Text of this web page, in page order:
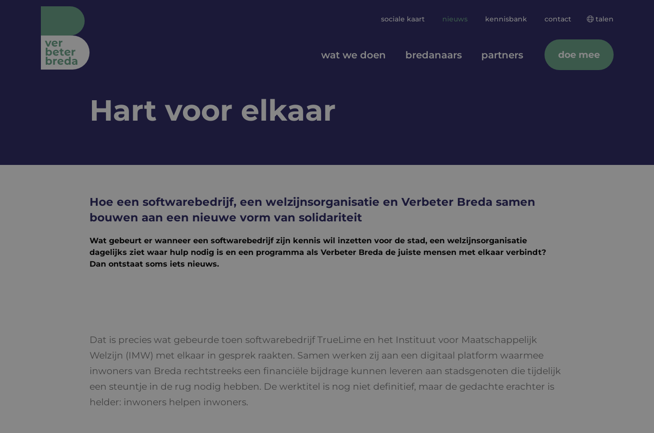
sociale kaart nieuws kennisbank contact talen
wat we doen bredanaars partners doe mee
Hart voor elkaar
Hoe een softwarebedrijf, een welzijnsorganisatie en Verbeter Breda samen
bouwen aan een nieuwe vorm van solidariteit
Wat gebeurt er wanneer een softwarebedrijf zijn kennis wil inzetten voor de stad, een welzijnsorganisatie
dagelijks ziet waar hulp nodig is en een programma als Verbeter Breda de juiste mensen met elkaar verbindt?
Dan ontstaat soms iets nieuws.
Dat is precies wat gebeurde toen softwarebedrijf TrueLime en het Instituut voor Maatschappelijk
Welzijn (IMW) met elkaar in gesprek raakten. Samen werken zij aan een digitaal platform waarmee
inwoners van Breda rechtstreeks een financiële bijdrage kunnen leveren aan stadsgenoten die tijdelijk
een steuntje in de rug nodig hebben. De werktitel is nog niet definitief, maar de gedachte erachter is
helder: inwoners helpen inwoners.